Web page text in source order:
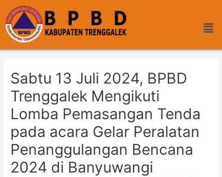
Sabtu 13 Juli 2024, BPBD
Trenggalek Mengikuti
Lomba Pemasangan Tenda
pada acara Gelar Peralatan
Penanggulangan Bencana
2024 di Banyuwangi